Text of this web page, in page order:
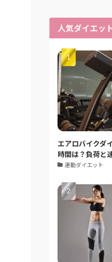
人気ダイエッ
エアロバイクダ
時間は？負荷と
運動ダイエット